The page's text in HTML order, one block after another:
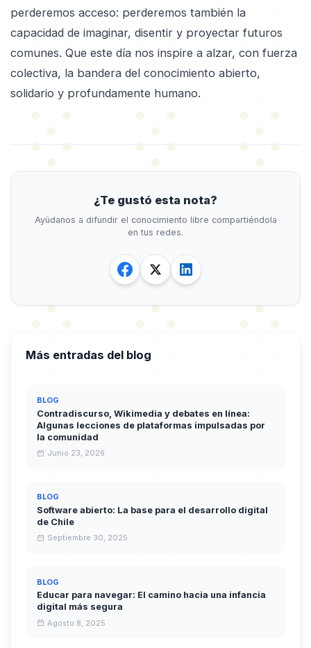
perderemos acceso: perderemos también la
capacidad de imaginar, disentir y proyectar futuros
comunes. Que este día nos inspire a alzar, con fuerza
colectiva, la bandera del conocimiento abierto,
solidario y profundamente humano.
¿Te gustó esta nota?
Ayúdanos a difundir el conocimiento libre compartiéndola
en tus redes.
Más entradas del blog
BLOG
Contradiscurso, Wikimedia y debates en línea:
Algunas lecciones de plataformas impulsadas por
la comunidad
Junio 23, 2026
BLOG
Software abierto: La base para el desarrollo digital
de Chile
Septiembre 30, 2025
BLOG
Educar para navegar: El camino hacia una infancia
digital más segura
Agosto 8, 2025